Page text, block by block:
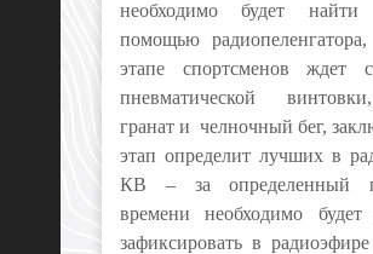
необходимо будет
помощью
этапе спортсменов ждет
пневматической
гранат и челночный бег,
этап определит лучших в
КВ – за определенный
времени необходимо
зафиксировать в